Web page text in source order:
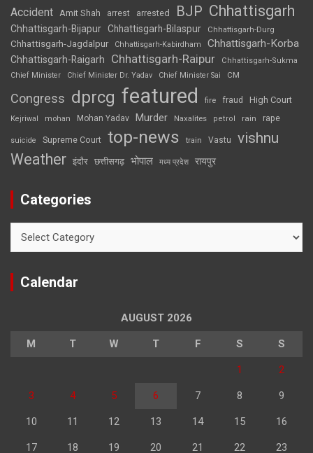
Accident Amit Shah arrest arrested BJP Chhattisgarh
Chhattisgarh-Bijapur Chhattisgarh-Bilaspur Chhattisgarh-Durg
Chhattisgarh-Jagdalpur Chhattisgarh-Kabirdham Chhattisgarh-Korba
Chhattisgarh-Raigarh Chhattisgarh-Raipur
Chhattisgarh-Sukma
Chief Minister
Chief Minister Dr. Yadav Chief Minister Sai CM
Congress dprcg featured fire fraud High Court
Kejriwal mohan Mohan Yadav Murder Naxalites petrol rain rape
suicide Supreme Court top-news train Vastu vishnu
Weather इंदौर छत्तीसगढ़ भोपाल मध्य प्रदेश रायपुर
Categories
Calendar
AUGUST 2026
M T W T F S S
1 2
3 4 5 6 7 8 9
10 11 12 13 14 15 16
17 18 19 20 21 22 23